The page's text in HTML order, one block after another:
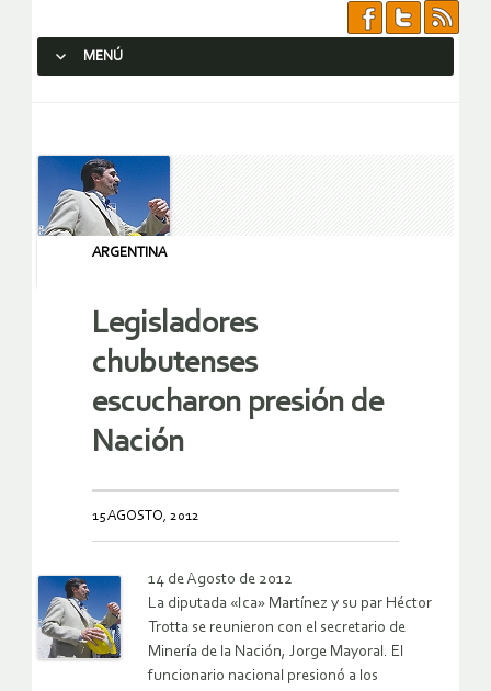
MENÚ
ARGENTINA
Legisladores
chubutenses
escucharon presión de
Nación
15 AGOSTO, 2012
14 de Agosto de 2012
La diputada «Ica» Martínez y su par Héctor
Trotta se reunieron con el secretario de
Minería de la Nación, Jorge Mayoral. El
funcionario nacional presionó a los